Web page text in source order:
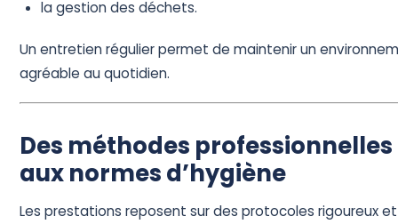
la gestion des déchets.
Un entretien régulier permet de maintenir un
agréable au quotidien.
Des méthodes
aux normes d’hygiène
Les prestations reposent sur des protocoles rigoureux